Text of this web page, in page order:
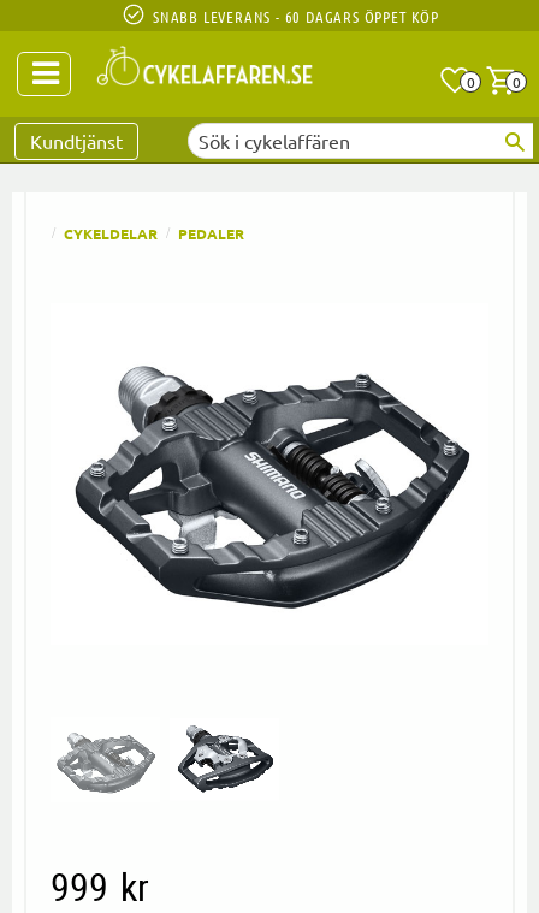
SNABB LEVERANS - 60 DAGARS ÖPPET KÖP
0 0
Kundtjänst
CYKELDELAR PEDALER
999 kr